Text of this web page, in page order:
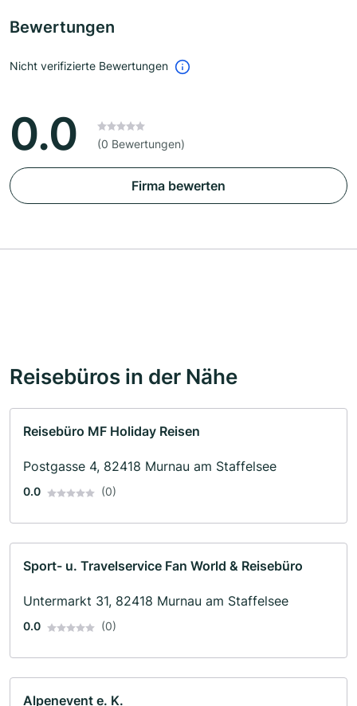
Bewertungen
Nicht verifizierte Bewertungen
0.0 (0 Bewertungen)
Firma bewerten
Reisebüros in der Nähe
Reisebüro MF Holiday Reisen
Postgasse 4, 82418 Murnau am Staffelsee
0.0 (0)
Sport- u. Travelservice Fan World & Reisebüro
Untermarkt 31, 82418 Murnau am Staffelsee
0.0 (0)
Alpenevent e. K.